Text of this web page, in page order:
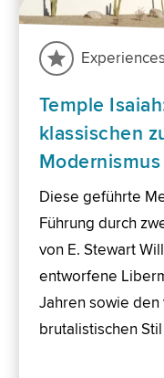
Experiences
Temple
klassischen
Modernismus
Diese geführte
Führung durch
von E. Stewart
entworfene
Jahren sowie den
brutalistischen